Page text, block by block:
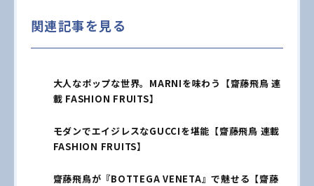
関連記事を見る
大人なポップな世界。MARNIを味わう【齋藤飛鳥 連
載 FASHION FRUITS】
モダンでエイジレスなGUCCIを堪能【齋藤飛鳥 連載
FASHION FRUITS】
齋藤飛鳥が『BOTTEGA VENETA』で魅せる【齋藤